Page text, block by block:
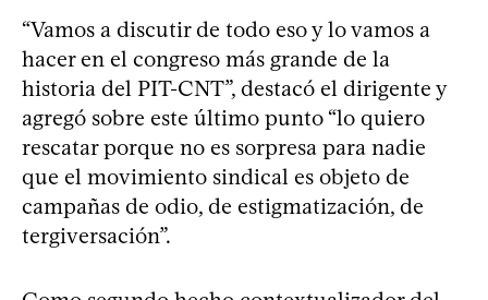
“Vamos a discutir de todo eso y lo vamos a
hacer en el congreso más grande de la
historia del PIT-CNT”, destacó el dirigente y
agregó sobre este último punto “lo quiero
rescatar porque no es sorpresa para nadie
que el movimiento sindical es objeto de
campañas de odio, de estigmatización, de
tergiversación”.